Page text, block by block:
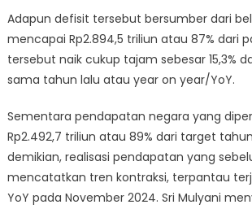
Adapun defisit tersebut bersumber dari
mencapai Rp2.894,5 triliun atau 87% dari
tersebut naik cukup tajam sebesar 15,3%
sama tahun lalu atau year on year/YoY.
Sementara pendapatan negara yang
Rp2.492,7 triliun atau 89% dari target
demikian, realisasi pendapatan yang
mencatatkan tren kontraksi, terpantau
YoY pada November 2024. Sri Mulyani